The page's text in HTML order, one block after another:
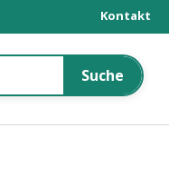
Kontakt
Suche